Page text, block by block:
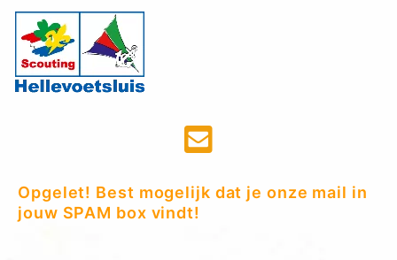
Opgelet! Best mogelijk dat je onze mail in
jouw SPAM box vindt!